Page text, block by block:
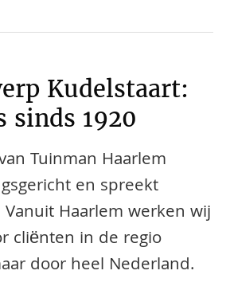
Kudelstaart:
sinds 1920
Tuinman Haarlem
en spreekt
Haarlem werken wij
cliënten in de regio
door heel Nederland.